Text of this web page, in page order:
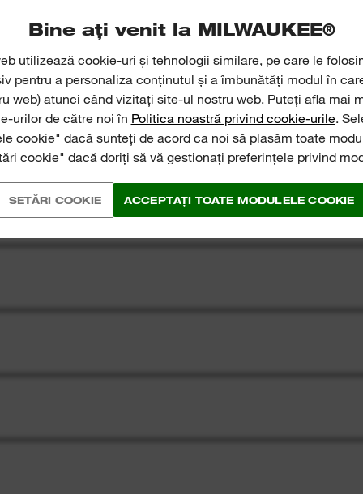
Bine ați venit la MILWAUKEE®
utilizează cookie-uri și tehnologii similare, pe care le
pentru a personaliza conținutul și a îmbunătăți modul în
web) atunci când vizitați site-ul nostru web. Puteți afla mai
urilor de către noi în Politica noastră privind cookie-urile.
cookie" dacă sunteți de acord ca noi să plasăm toate
cookie" dacă doriți să vă gestionați preferințele privind
SETĂRI COOKIE ACCEPTAȚI TOATE MODULELE COOKIE
tăiere superioară și